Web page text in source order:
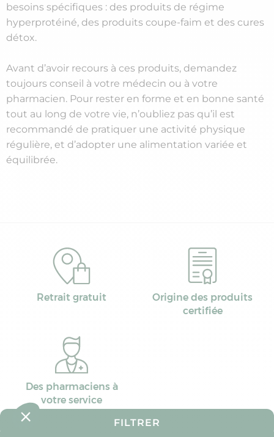
FILTRER
besoins spécifiques : des produits de régime
hyperprotéiné, des produits coupe-faim et des cures
détox.
Avant d’avoir recours à ces produits, demandez
toujours conseil à votre médecin ou à votre
pharmacien. Pour rester en forme et en bonne santé
tout au long de votre vie, n’oubliez pas qu’il est
recommandé de pratiquer une activité physique
régulière, et d’adopter une alimentation variée et
équilibrée.
Retrait gratuit
Origine des produits
certifiée
Des pharmaciens à
votre service